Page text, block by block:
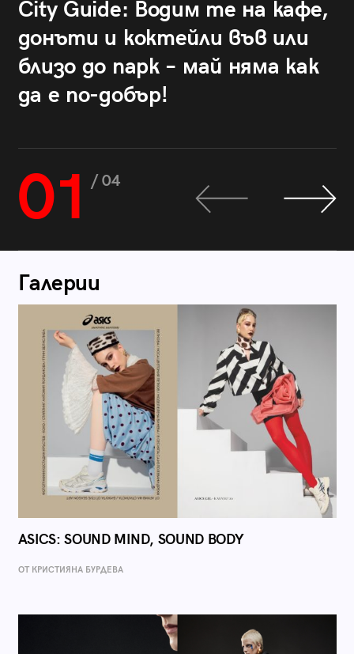
City Guide: Водим те на кафе,
донъти и коктейли във или
близо до парк – май няма как
да е по-добър!
01 / 04
Галерии
ASICS: SOUND MIND, SOUND BODY
ОТ КРИСТИЯНА БУРДЕВА